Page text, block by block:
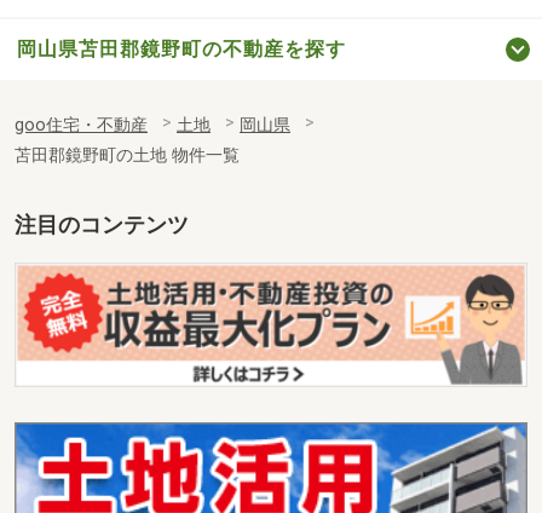
岡山県苫田郡鏡野町の不動産を探す
goo住宅・不動産 土地
岡山県
苫田郡鏡野町の土地 物件一覧
注目のコンテンツ